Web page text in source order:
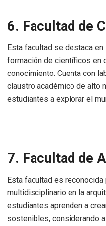
6. Facultad de
Esta facultad se destaca
formación de científicos en
conocimiento. Cuenta con
claustro académico de alto
estudiantes a explorar el
7. Facultad de
Esta facultad es
multidisciplinario en la
estudiantes aprenden a
sostenibles, considerando